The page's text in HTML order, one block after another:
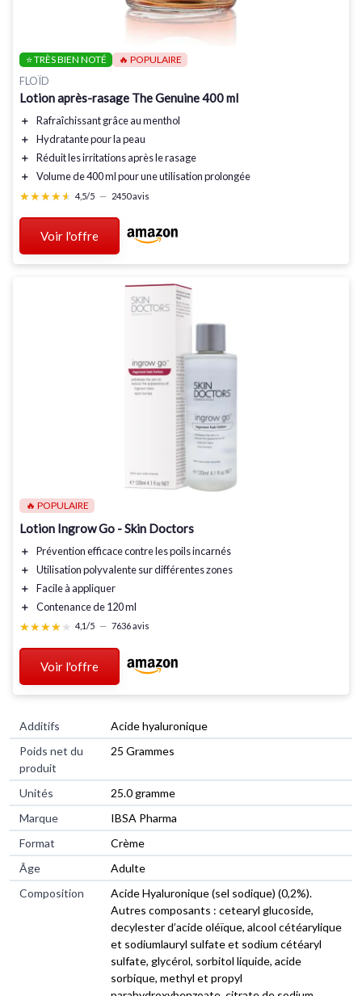
⭐ TRÈS BIEN NOTÉ 🔥 POPULAIRE
FLOÏD
Lotion après-rasage The Genuine 400 ml
＋ Rafraîchissantgrâce au menthol
＋
Hydratantepour la peau
＋
Réduit les irritationsaprès le rasage
＋
Volume de 400 mlpour une utilisation prolongée
★★★★★
★★★★★ 4,5/5 — 2450 avis
Voir l'offre
🔥 POPULAIRE
Lotion Ingrow Go - Skin Doctors
＋ Prévention efficace contre lespoils incarnés
＋
Utilisation polyvalentesur différentes zones
＋
Facile à appliquer
＋
Contenance de120 ml
★★★★★
★★★★★ 4,1/5 — 7636 avis
Voir l'offre
Additifs
‎Acide hyaluronique
Poids net du
produit
‎25 Grammes
Unités
‎25.0 gramme
Marque
‎IBSA Pharma
Format
‎Crème
Âge
‎Adulte
Composition
‎Acide Hyaluronique (sel sodique) (0,2%).
Autres composants : cetearyl glucoside,
decylester d’acide oléïque, alcool cétéarylique
et sodiumlauryl sulfate et sodium cétéaryl
sulfate, glycérol, sorbitol liquide, acide
sorbique, methyl et propyl